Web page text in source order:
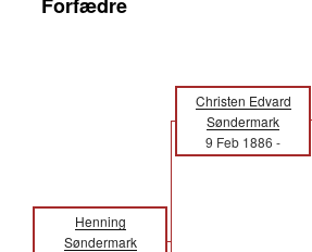
Christen Edvard
Søndermark
9 Feb 1886 -
Henning
Søndermark